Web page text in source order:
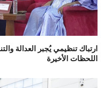
ارتباك تنظيمي يُجبر العدالة
اللحظات الأخيرة